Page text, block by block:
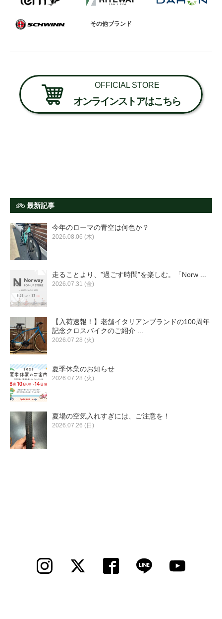
その他ブランド
OFFICIAL STORE
オンラインストアはこちら
最新記事
今年のローマの青空は何色か？
2026.08.06 (木)
走ることより、”過ごす時間”を楽しむ。「Norw ...
2026.07.31 (金)
【入荷速報！】老舗イタリアンブランドの100周年
記念クロスバイクのご紹介 ...
2026.07.28 (火)
夏季休業のお知らせ
2026.07.28 (火)
夏場の空気入れすぎには、ご注意を！
2026.07.26 (日)